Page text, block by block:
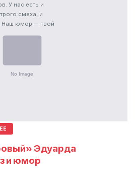
У нас есть и
смеха, и
Наш юмор — твой
Эдуарда
и юмор